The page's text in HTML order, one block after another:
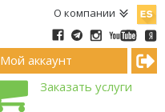
О компании
Мой аккаунт
Заказать услуги